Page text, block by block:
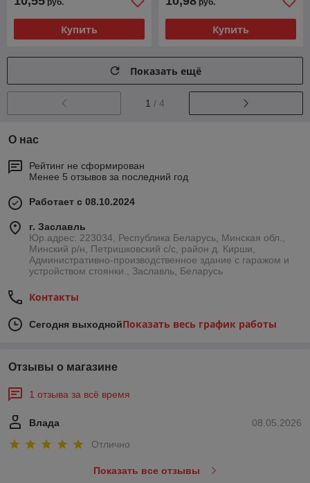
руб.
Купить
руб.
Купить
Показать ещё
1 / 4
О нас
Рейтинг не сформирован
Менее 5 отзывов за последний год
Работает с 08.10.2024
г. Заславль
Юр.адрес: 223034, Республика Беларусь, Минская обл.,
Минский р/н, Петришковский с/с, район д. Кирши,
Административно-производственное здание с гаражом и
устройством стоянки., Заславль, Беларусь
Контакты
Сегодня выходнойПоказать весь график работы
Отзывы о магазине
1 отзыва за всё время
08.05.2026
Влада
Отлично
Показать все отзывы